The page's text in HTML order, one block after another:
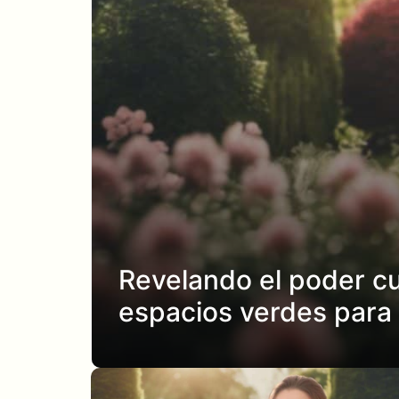
Revelando el poder
espacios verdes